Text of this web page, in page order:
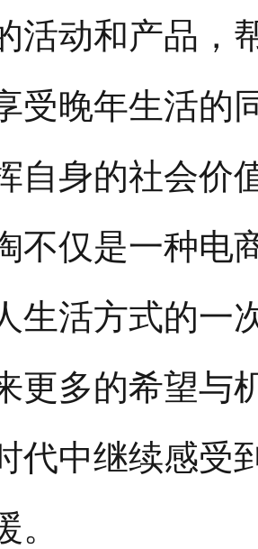
活动和产品，
受晚年生活的
自身的社会价
不仅是一种电
生活方式的一
更多的希望与
代中继续感受
。